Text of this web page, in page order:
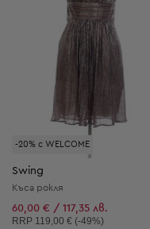
-20% с WELCOME
Swing
Къса рокля
60,00 € / 117,35 лв.
Препоръчителна цена:
RRP 119,00 € (-49%)